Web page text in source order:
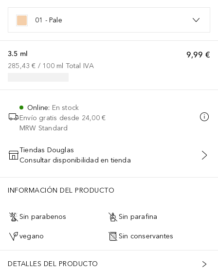
01 - Pale
9,99 €
3.5 ml
285,43 € / 100 ml Total IVA
Online: En stock
Envío gratis desde 24,00 €
MRW Standard
AÑADIR AL CARRITO
Tiendas Douglas
Consultar disponibilidad en tienda
INFORMACIÓN DEL PRODUCTO
Sin parabenos Sin parafina
vegano Sin conservantes
DETALLES DEL PRODUCTO